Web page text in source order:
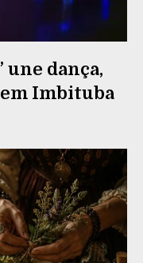
une dança,
Imbituba